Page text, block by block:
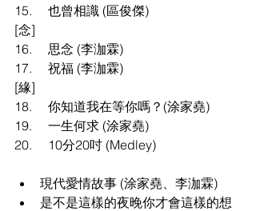
15.
也曾相識 (區俊傑)
[念]
16.
思念 (李泇霖)
17.
祝福 (李泇霖)
[緣]
18.
你知道我在等你嗎？(涂家堯)
19.
一生何求 (涂家堯)
20.
10分20吋 (Medley)
現代愛情故事 (涂家堯、李泇霖)
是不是這樣的夜晚你才會這樣的想